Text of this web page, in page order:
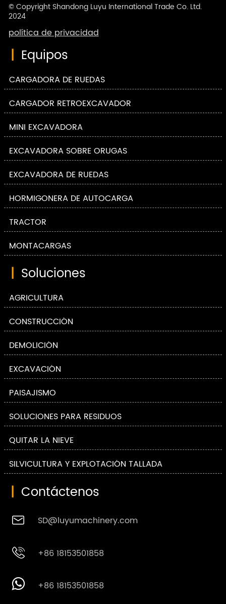
© Copyright Shandong Luyu International Trade Co. Ltd.
2024
política de privacidad
| Equipos
CARGADORA DE RUEDAS
CARGADOR RETROEXCAVADOR
MINI EXCAVADORA
EXCAVADORA SOBRE ORUGAS
EXCAVADORA DE RUEDAS
HORMIGONERA DE AUTOCARGA
TRACTOR
MONTACARGAS
| Soluciones
AGRICULTURA
CONSTRUCCIÓN
DEMOLICIÓN
EXCAVACIÓN
PAISAJISMO
SOLUCIONES PARA RESIDUOS
QUITAR LA NIEVE
SILVICULTURA Y EXPLOTACIÓN TALLADA
| Contáctenos
 SD@luyumachinery.com
 +86 18153501858
 +86 18153501858